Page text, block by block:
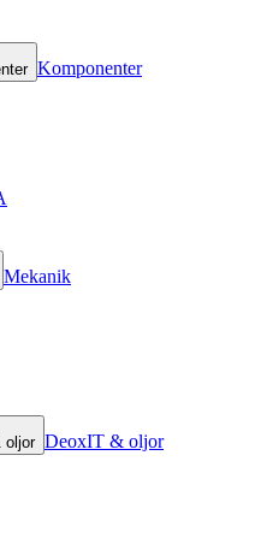
Komponenter
Mekanik
oljor DeoxIT & oljor